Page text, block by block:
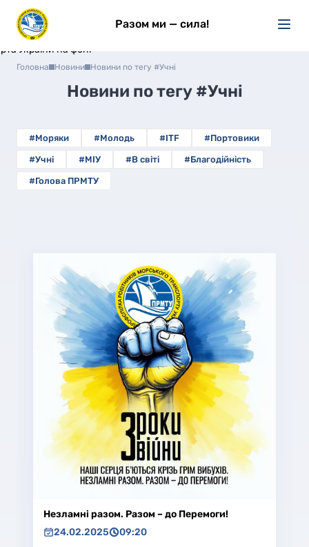
Разом ми — сила!
Головна Новини Новини по тегу #Учні
Новини по тегу #Учні
#Моряки #Молодь #ITF #Портовики
#Учні #МІУ #В світі #Благодійність
#Голова ПРМТУ
Незламні разом. Разом – до Перемоги!
24.02.2025
09:20